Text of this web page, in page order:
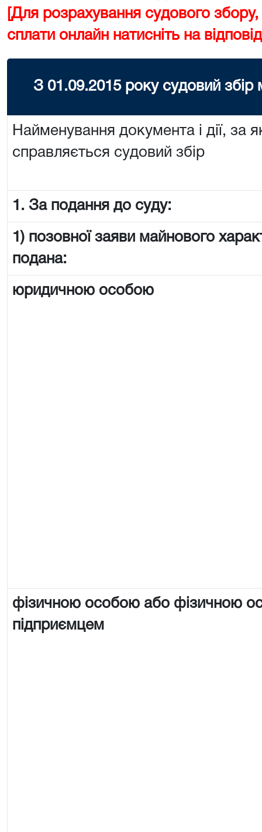
[Для розрахування судового
сплати онлайн натисніть на
З 01.09.2015 року судовий
Найменування документа і дії, за
справляється судовий збір
1. За подання до суду:
1) позовної заяви майнового
подана:
юридичною особою
фізичною особою або фізичною
підприємцем